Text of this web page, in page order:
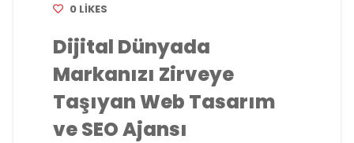
0 LIKES
Dijital Dünyada
Markanızı Zirveye
Taşıyan Web Tasarım
ve SEO Ajansı